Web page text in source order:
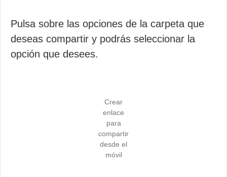
Pulsa sobre las opciones de la carpeta que
deseas compartir y podrás seleccionar la
opción que desees.
Crear
enlace
para
compartir
desde el
móvil